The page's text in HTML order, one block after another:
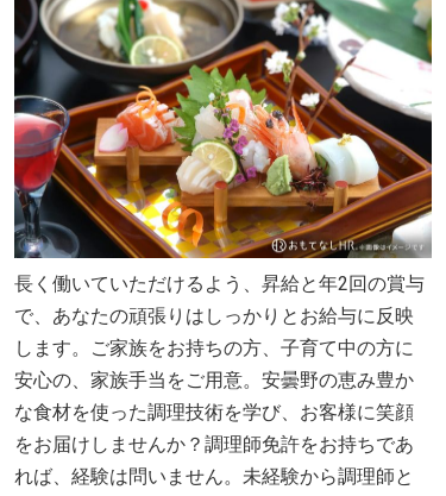
長く働いていただけるよう、昇給と年2回の賞与
で、あなたの頑張りはしっかりとお給与に反映
します。ご家族をお持ちの方、子育て中の方に
安心の、家族手当をご用意。安曇野の恵み豊か
な食材を使った調理技術を学び、お客様に笑顔
をお届けしませんか？調理師免許をお持ちであ
れば、経験は問いません。未経験から調理師と